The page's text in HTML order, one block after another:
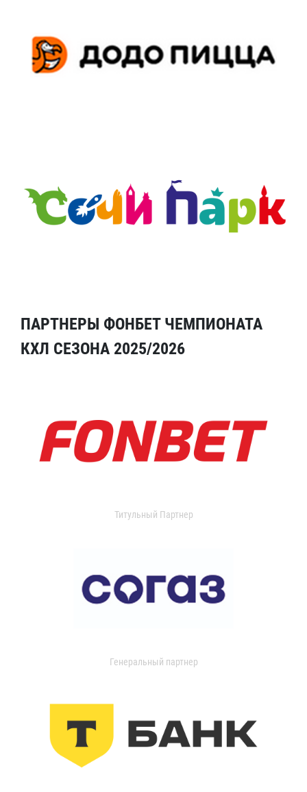
ПАРТНЕРЫ ФОНБЕТ ЧЕМПИОНАТА
КХЛ СЕЗОНА 2025/2026
Титульный Партнер
Генеральный партнер